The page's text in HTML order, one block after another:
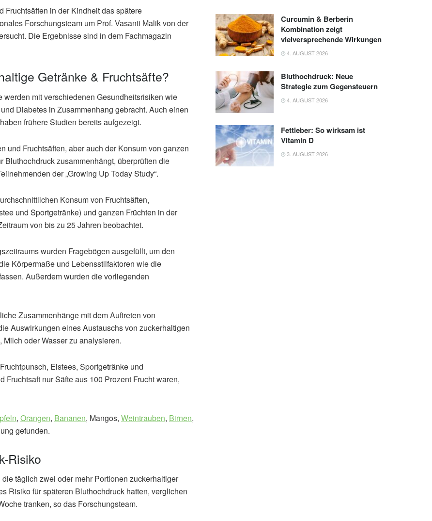
Fruchtsäften in der Kindheit das spätere
Forschungsteam um Prof. Vasanti Malik von der
Die Ergebnisse sind in dem Fachmagazin
Getränke & Fruchtsäfte?
mit verschiedenen Gesundheitsrisiken wie
Diabetes in Zusammenhang gebracht. Auch einen
frühere Studien bereits aufgezeigt.
und Fruchtsäften, aber auch der Konsum von ganzen
Bluthochdruck zusammenhängt, überprüften die
der „Growing Up Today Study“.
Konsum von Fruchtsäften,
und Sportgetränke) und ganzen Früchten in der
von bis zu 25 Jahren beobachtet.
wurden Fragebögen ausgefüllt, um den
Körpermaße und Lebensstilfaktoren wie die
Außerdem wurden die vorliegenden
Zusammenhänge mit dem Auftreten von
Auswirkungen eines Austauschs von zuckerhaltigen
oder Wasser zu analysieren.
Eistees, Sportgetränke und
nur Säfte aus 100 Prozent Frucht waren,
, Orangen, Bananen, Mangos, Weintrauben, Birnen,
gefunden.
Risiko
täglich zwei oder mehr Portionen zuckerhaltiger
Risiko für späteren Bluthochdruck hatten, verglichen
tranken, so das Forschungsteam.
Curcumin & Berberin
Kombination zeigt
vielversprechende Wirkungen
4. AUGUST 2026
Bluthochdruck: Neue
Strategie zum Gegensteuern
4. AUGUST 2026
Fettleber: So wirksam ist
Vitamin D
3. AUGUST 2026